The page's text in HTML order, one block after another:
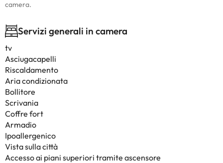
camera.
Servizi generali in camera
tv
Asciugacapelli
Riscaldamento
Aria condizionata
Bollitore
Scrivania
Coffre fort
Armadio
Ipoallergenico
Vista sulla città
Accesso ai piani superiori tramite ascensore